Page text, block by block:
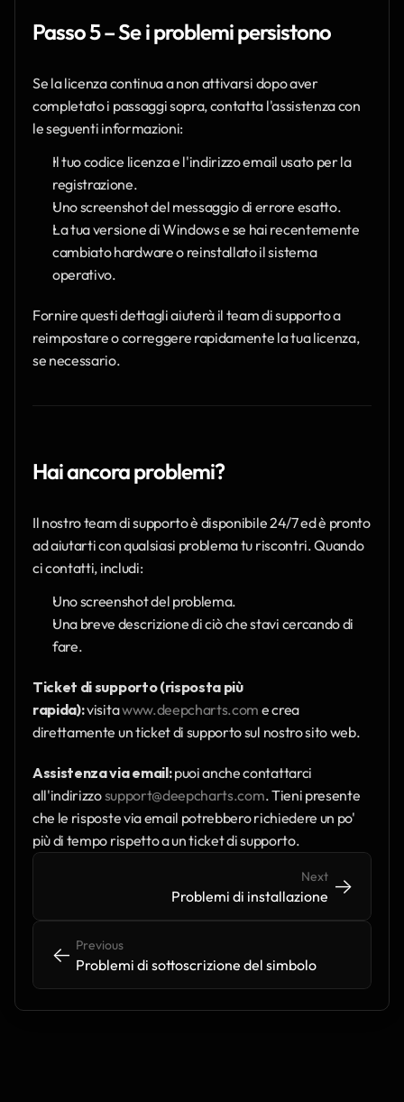
Passo 5 – Se i problemi persistono
Se la licenza continua a non attivarsi dopo aver
completato i passaggi sopra, contatta l'assistenza con
le seguenti informazioni:
Il tuo codice licenza e l'indirizzo email usato per la
registrazione.
Uno screenshot del messaggio di errore esatto.
La tua versione di Windows e se hai recentemente
cambiato hardware o reinstallato il sistema
operativo.
Fornire questi dettagli aiuterà il team di supporto a
reimpostare o correggere rapidamente la tua licenza,
se necessario.
Hai ancora problemi?
Il nostro team di supporto è disponibile 24/7 ed è pronto
ad aiutarti con qualsiasi problema tu riscontri. Quando
ci contatti, includi:
Uno screenshot del problema.
Una breve descrizione di ciò che stavi cercando di
fare.
Ticket di supporto (risposta più
rapida): visita www.deepcharts.com e crea
direttamente un ticket di supporto sul nostro sito web.
Assistenza via email: puoi anche contattarci
all'indirizzo support@deepcharts.com. Tieni presente
che le risposte via email potrebbero richiedere un po'
più di tempo rispetto a un ticket di supporto.
<- <-
Previous
Problemi di sottoscrizione del simbolo
Next
Problemi di installazione
-> ->